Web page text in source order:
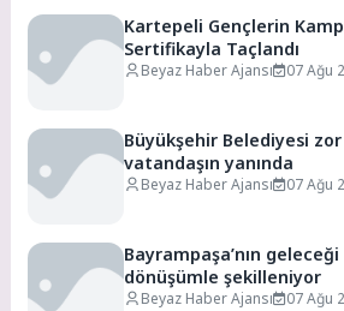
Kartepeli Gençlerin Kamp
Sertifikayla Taçlandı
Beyaz Haber Ajansı 07 Ağu
Büyükşehir Belediyesi
vatandaşın yanında
Beyaz Haber Ajansı 07 Ağu
Bayrampaşa’nın geleceği
dönüşümle şekilleniyor
Beyaz Haber Ajansı 07 Ağu